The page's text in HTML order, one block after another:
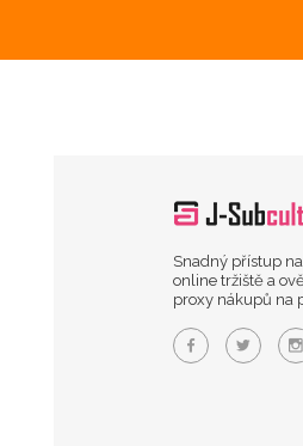
Snadný přístup
online tržiště a
proxy nákupů na